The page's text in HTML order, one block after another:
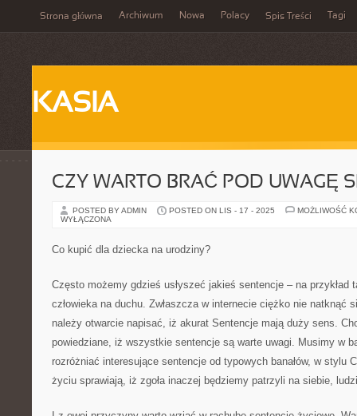
Strona główna Archiwum Nowa Polacy Spis Treści Tagi
KASIA
CZY WARTO BRAĆ POD UWAGĘ
POSTED BY ADMIN POSTED ON LIS - 17 - 2025
MOŻLIWOŚĆ
WYŁĄCZONA
Co kupić dla dziecka na urodziny?
Często możemy gdzieś usłyszeć jakieś sentencje – na przykład
człowieka na duchu. Zwłaszcza w internecie ciężko nie natknąć
należy otwarcie napisać, iż akurat Sentencje mają duży sens.
powiedziane, iż wszystkie sentencje są warte uwagi. Musimy w
rozróżniać interesujące sentencje od typowych banałów, w stylu
życiu sprawiają, iż zgoła inaczej będziemy patrzyli na siebie,